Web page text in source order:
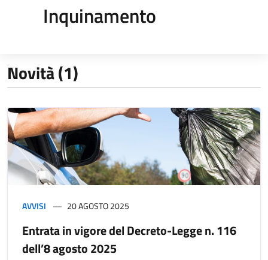
Inquinamento
Novità (1)
AVVISI 20 AGOSTO 2025
Entrata in vigore del Decreto-Legge n. 116
dell’8 agosto 2025